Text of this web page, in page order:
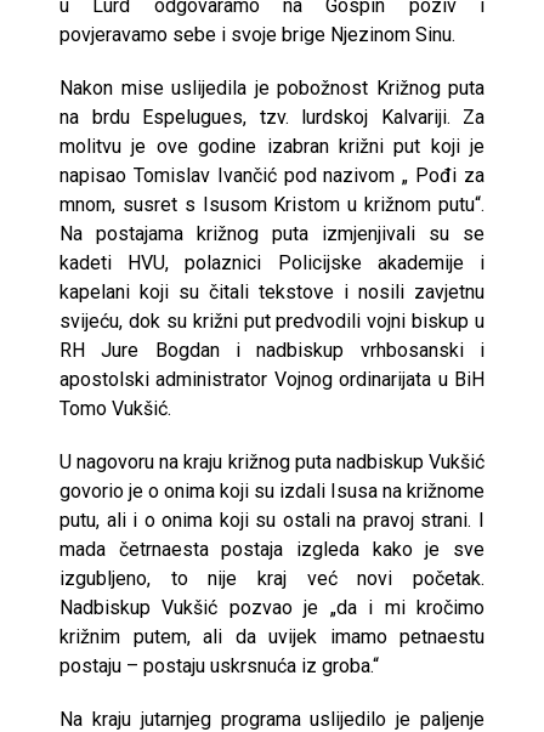
u Lurd odgovaramo na Gospin poziv i
povjeravamo sebe i svoje brige Njezinom Sinu.
Nakon mise uslijedila je pobožnost Križnog puta
na brdu Espelugues, tzv. lurdskoj Kalvariji. Za
molitvu je ove godine izabran križni put koji je
napisao Tomislav Ivančić pod nazivom „ Pođi za
mnom, susret s Isusom Kristom u križnom putu“.
Na postajama križnog puta izmjenjivali su se
kadeti HVU, polaznici Policijske akademije i
kapelani koji su čitali tekstove i nosili zavjetnu
svijeću, dok su križni put predvodili vojni biskup u
RH Jure Bogdan i nadbiskup vrhbosanski i
apostolski administrator Vojnog ordinarijata u BiH
Tomo Vukšić.
U nagovoru na kraju križnog puta nadbiskup Vukšić
govorio je o onima koji su izdali Isusa na križnome
putu, ali i o onima koji su ostali na pravoj strani. I
mada četrnaesta postaja izgleda kako je sve
izgubljeno, to nije kraj već novi početak.
Nadbiskup Vukšić pozvao je „da i mi kročimo
križnim putem, ali da uvijek imamo petnaestu
postaju – postaju uskrsnuća iz groba.“
Na kraju jutarnjeg programa uslijedilo je paljenje